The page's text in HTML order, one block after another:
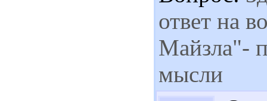
ответ на
Майзла"-
мысли